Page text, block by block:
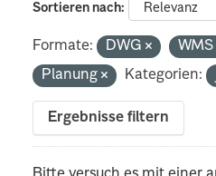
Sortieren nach
Formate: DWG
Planung
Kategorien:
Ergebnisse filtern